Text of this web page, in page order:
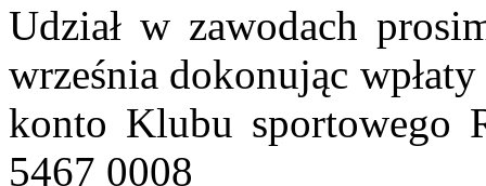
Udział w zawodach
września dokonując
konto Klubu sportowego
5467 0008